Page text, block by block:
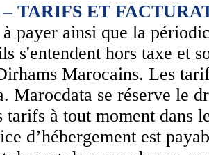
TARIFS ET
payer ainsi que la
s'entendent hors taxe et
Marocains. Les
Marocdata se réserve le
tarifs à tout moment dans
d’hébergement est